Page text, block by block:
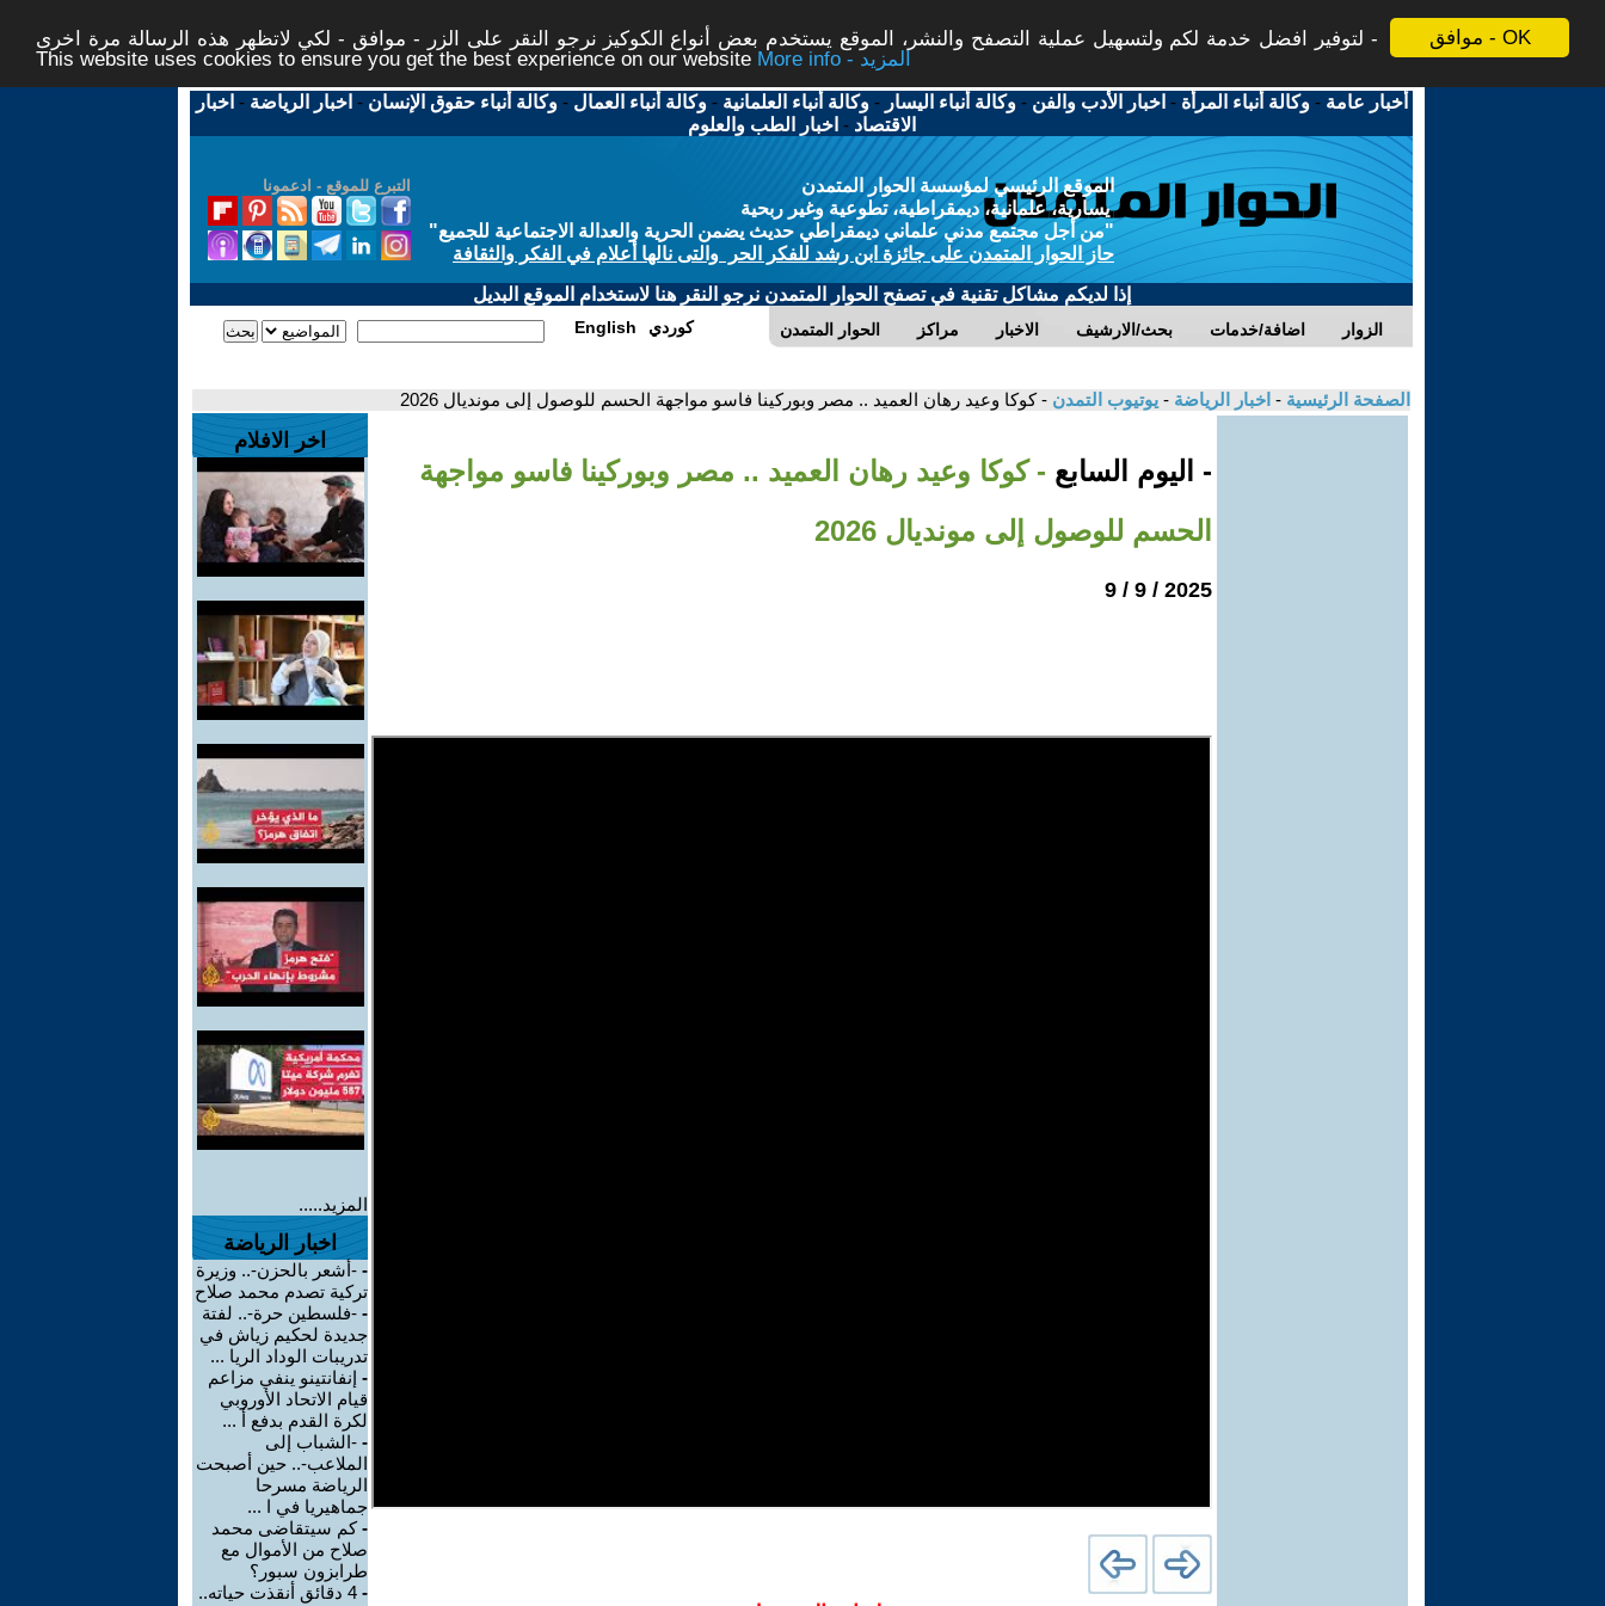
موافق - OK
لتوفير افضل خدمة لكم ولتسهيل عملية التصفح والنشر، الموقع يستخدم بعض أنواع الكوكيز نرجو النقر على الزر - موافق - لكي لاتظهر هذه الرسالة مرة اخرى -
This website uses cookies to ensure you get the best experience on our website
More info - المزيد
أخبار عامة -وكالة أنباء المرأة - اخبار الأدب والفن -وكالة أنباء اليسار -وكالة أنباء العلمانية -وكالة أنباء العمال -وكالة أنباء حقوق الإنسان - اخبار الرياضة - اخبار
الاقتصاد - اخبار الطب والعلوم
التبرع للموقع - ادعمونا
الموقع الرئيسي لمؤسسة الحوار المتمدن
يسارية، علمانية، ديمقراطية، تطوعية وغير ربحية
"من أجل مجتمع مدني علماني ديمقراطي حديث يضمن الحرية والعدالة الاجتماعية للجميع"
حاز الحوار المتمدن على جائزة ابن رشد للفكر الحر والتى نالها أعلام في الفكر والثقافة
إذا لديكم مشاكل تقنية في تصفح الحوار المتمدن نرجو النقر هنا لاستخدام الموقع البديل
الحوار المتمدن مراكز الاخبار بحث/الارشيف اضافة/خدمات الزوار English كوردي
الصفحة الرئيسية - اخبار الرياضة - يوتيوب التمدن - كوكا وعيد رهان العميد .. مصر وبوركينا فاسو مواجهة الحسم للوصول إلى مونديال 2026
- اليوم السابع - كوكا وعيد رهان العميد .. مصر وبوركينا فاسو مواجهة
الحسم للوصول إلى مونديال 2026
2025 / 9 / 9
اخر الافلام
المزيد.....
اخبار الرياضة
- -أشعر بالحزن-.. وزيرة
تركية تصدم محمد صلاح
- -فلسطين حرة-.. لفتة
جديدة لحكيم زياش في
تدريبات الوداد الريا ...
- إنفانتينو ينفي مزاعم
قيام الاتحاد الأوروبي
لكرة القدم بدفع أ ...
- -الشباب إلى
الملاعب-.. حين أصبحت
الرياضة مسرحا
جماهيريا في ا ...
-كم سيتقاضى محمد
صلاح من الأموال مع
طرابزون سبور؟
-
4 دقائق أنقذت حياته..